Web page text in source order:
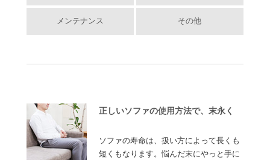
メンテナンス その他
正しいソファの使用方法で、末永く
ソファの寿命は、扱い方によって長くも
短くもなります。悩んだ末にやっと手に